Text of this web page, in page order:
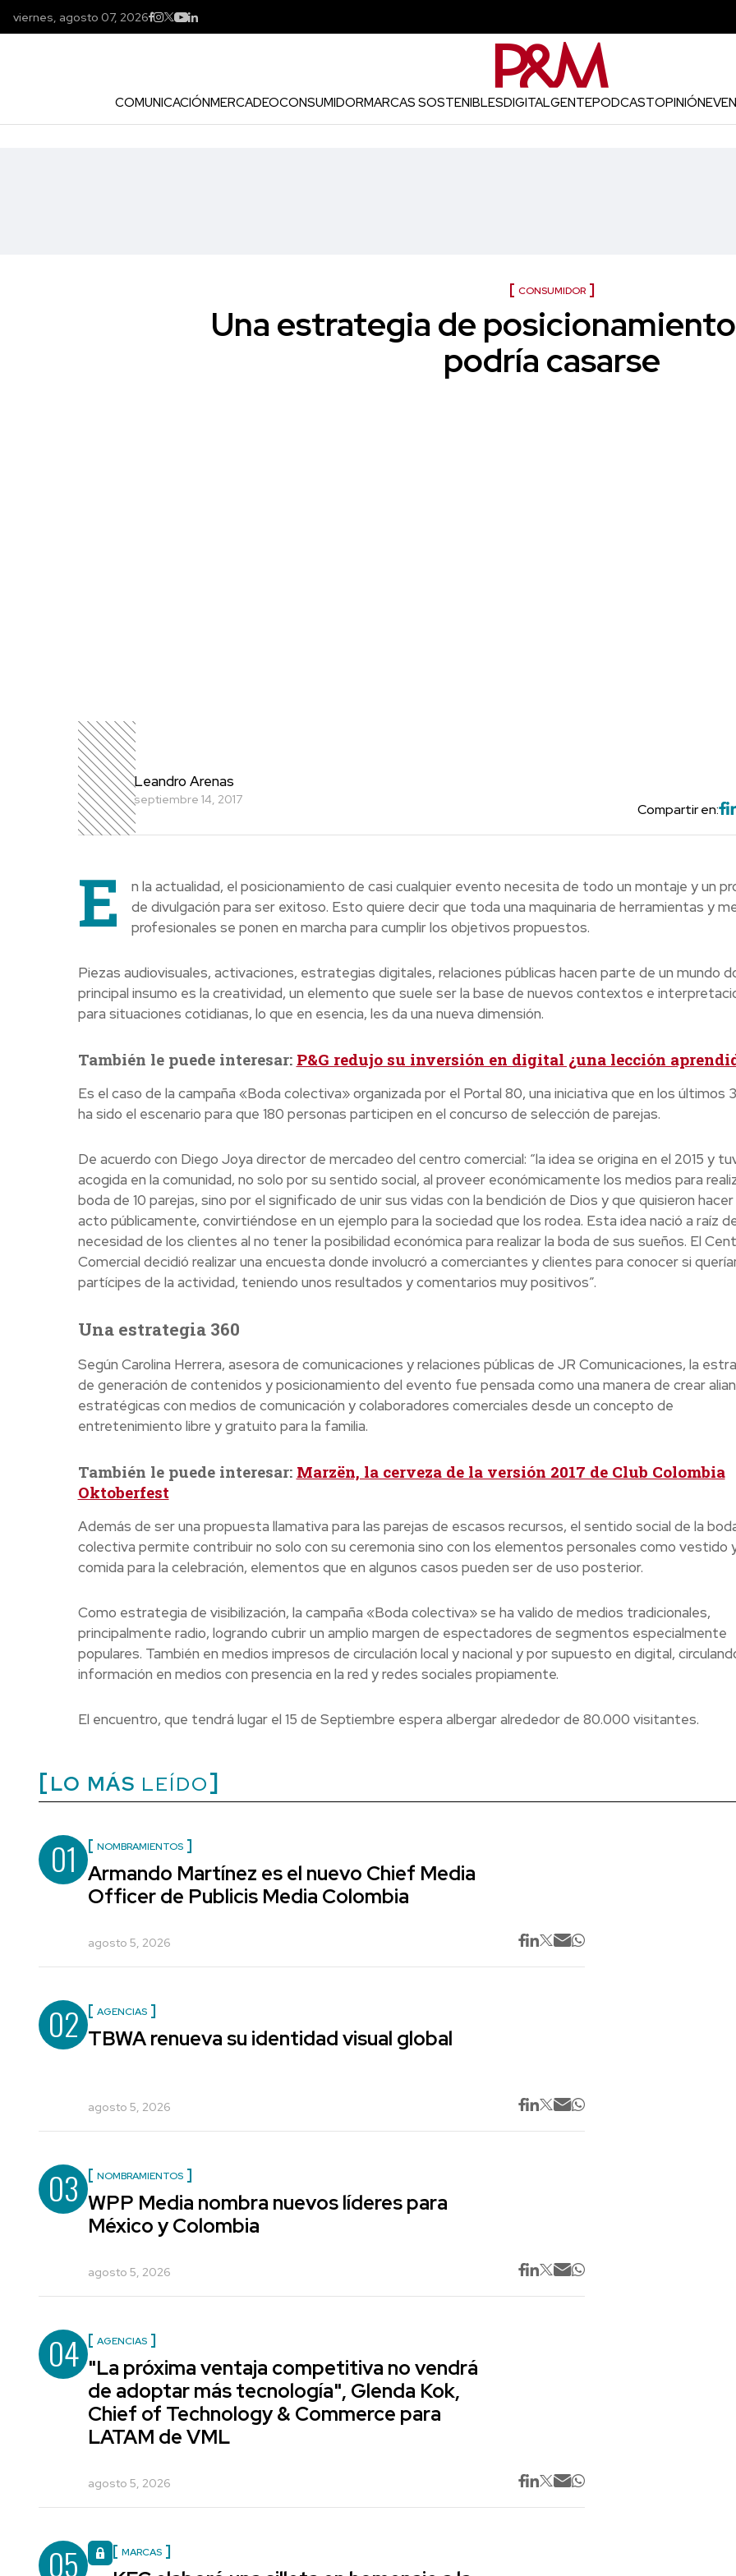
viernes, agosto 07, 2026
COMUNICACIÓNMERCADEOCONSUMIDORMARCAS SOSTENIBLESDIGITALGENTEPODCASTOPINIÓN
CONSUMIDOR
Una estrategia de
podría casarse
Leandro Arenas
septiembre 14, 2017
Compartir en:
E
n la actualidad, el posicionamiento de casi cualquier evento necesita de todo un montaje y un
de divulgación para ser exitoso. Esto quiere decir que toda una maquinaria de herramientas y
profesionales se ponen en marcha para cumplir los objetivos propuestos.
Piezas audiovisuales, activaciones, estrategias digitales, relaciones públicas hacen parte de un mundo
principal insumo es la creatividad, un elemento que suele ser la base de nuevos contextos e
para situaciones cotidianas, lo que en esencia, les da una nueva dimensión.
También le puede interesar: P&G redujo su inversión en digital ¿una lección
Es el caso de la campaña «Boda colectiva» organizada por el Portal 80, una iniciativa que en los últimos
ha sido el escenario para que 180 personas participen en el concurso de selección de parejas.
De acuerdo con Diego Joya director de mercadeo del centro comercial: “la idea se origina en el 2015 y
acogida en la comunidad, no solo por su sentido social, al proveer económicamente los medios para
boda de 10 parejas, sino por el significado de unir sus vidas con la bendición de Dios y que quisieron
acto públicamente, convirtiéndose en un ejemplo para la sociedad que los rodea. Esta idea nació a raíz
necesidad de los clientes al no tener la posibilidad económica para realizar la boda de sus sueños. El
Comercial decidió realizar una encuesta donde involucró a comerciantes y clientes para conocer si
partícipes de la actividad, teniendo unos resultados y comentarios muy positivos”.
Una estrategia 360
Según Carolina Herrera, asesora de comunicaciones y relaciones públicas de JR Comunicaciones, la
de generación de contenidos y posicionamiento del evento fue pensada como una manera de crear
estratégicas con medios de comunicación y colaboradores comerciales desde un concepto de
entretenimiento libre y gratuito para la familia.
También le puede interesar: Marzën, la cerveza de la versión 2017 de Club Colombia
Oktoberfest
Además de ser una propuesta llamativa para las parejas de escasos recursos, el sentido social de la
colectiva permite contribuir no solo con su ceremonia sino con los elementos personales como vestido
comida para la celebración, elementos que en algunos casos pueden ser de uso posterior.
Como estrategia de visibilización, la campaña «Boda colectiva» se ha valido de medios tradicionales,
principalmente radio, logrando cubrir un amplio margen de espectadores de segmentos especialmente
populares. También en medios impresos de circulación local y nacional y por supuesto en digital,
información en medios con presencia en la red y redes sociales propiamente.
El encuentro, que tendrá lugar el 15 de Septiembre espera albergar alrededor de 80.000 visitantes.
LO MÁS LEÍDO
01 NOMBRAMIENTOS
Armando Martínez es el nuevo Chief Media
Officer de Publicis Media Colombia
agosto 5, 2026
02 AGENCIAS
TBWA renueva su identidad visual global
agosto 5, 2026
03 NOMBRAMIENTOS
WPP Media nombra nuevos líderes para
México y Colombia
agosto 5, 2026
04 AGENCIAS
"La próxima ventaja competitiva no vendrá
de adoptar más tecnología", Glenda Kok,
Chief of Technology & Commerce para
LATAM de VML
agosto 5, 2026
05 MARCAS